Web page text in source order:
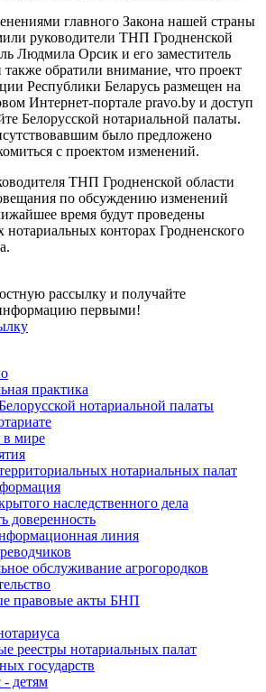
главного Закона нашей страны
руководители ТНП Гродненской
Людмила Орсик и его заместитель
обратили внимание, что проект
Республики Беларусь размещен на
Интернет-портале pravo.by и доступ
Белорусской нотариальной палаты.
было предложено
с проектом изменений.
ТНП Гродненской области
по обсуждению изменений
время будут проведены
конторах Гродненского
рассылку и получайте
первыми!
практика
нотариальной палаты
в мире
нотариальных палат
наследственного дела
доверенность
линия
обслуживание агрогородков
правовые акты БНП
реестры нотариальных палат
государств
- детям